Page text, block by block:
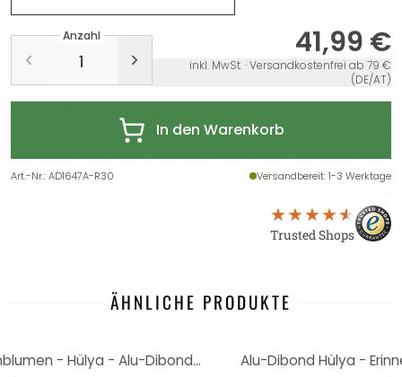
Anzahl 41,99 €
inkl. MwSt. · Versandkostenfrei ab 79 €
(DE/AT)
In den Warenkorb
Art.-Nr.:AD1647A-R30 Versandbereit: 1-3 Werktage
Trusted Shops
ÄHNLICHE PRODUKTE
Wandbild Frau mit Retro-Mohnblumen - Hülya - Alu-Dibond Rund
Alu-Dibond Hülya -